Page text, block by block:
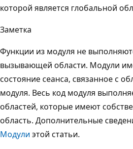
которой является глобальной
Заметка
Функции из модуля не
вызывающей области. Модули
состояние сеанса, связанное с
модуля. Весь код модуля
областей, которые имеют
область. Дополнительные
Модули этой статьи.